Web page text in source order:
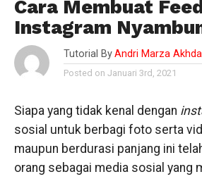
Cara Membuat
Instagram
Tutorial By Andri Marza Akhda
Posted on Januari 3rd, 2021
Siapa yang tidak kenal dengan
sosial untuk berbagi foto serta
maupun berdurasi panjang ini
orang sebagai media sosial yang